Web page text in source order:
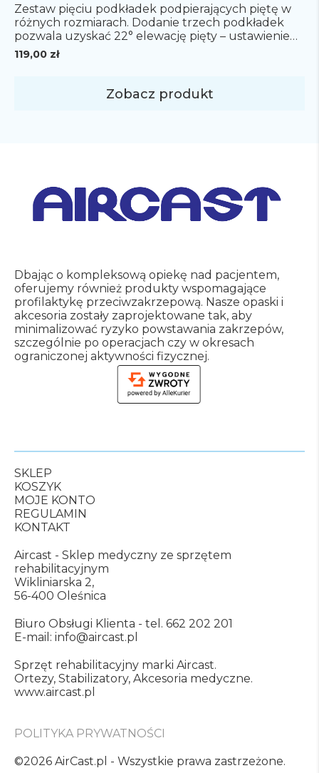
119,00 zł
Zestaw pięciu podkładek podpierających piętę w
różnych rozmiarach. Dodanie trzech podkładek
pozwala uzyskać 22° elewację pięty – ustawienie
końskie stopy. Zestaw pasuje do ortez: AirSelect
Elite WALKER oraz Pneumatic Walker.
Zobacz produkt
Dbając o kompleksową opiekę nad pacjentem,
oferujemy również produkty wspomagające
profilaktykę przeciwzakrzepową. Nasze opaski i
akcesoria zostały zaprojektowane tak, aby
minimalizować ryzyko powstawania zakrzepów,
szczególnie po operacjach czy w okresach
ograniczonej aktywności fizycznej.
SKLEP
KOSZYK
MOJE KONTO
REGULAMIN
KONTAKT
Aircast - Sklep medyczny ze sprzętem
rehabilitacyjnym
Wikliniarska 2,
56-400 Oleśnica
Biuro Obsługi Klienta - tel. 662 202 201
E-mail: info@aircast.pl
Sprzęt rehabilitacyjny marki Aircast.
Ortezy, Stabilizatory, Akcesoria medyczne.
www.aircast.pl
POLITYKA PRYWATNOŚCI
©2026 AirCast.pl - Wszystkie prawa zastrzeżone.